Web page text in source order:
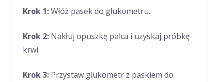
Krok 1:Włóż pasek do glukometru.
Krok 2: Nakłuj opuszkę palca i uzyskaj próbkę
krwi.
Krok 3: Przystaw glukometr z paskiem do